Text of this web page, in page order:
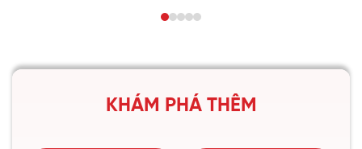
KHÁM PHÁ THÊM